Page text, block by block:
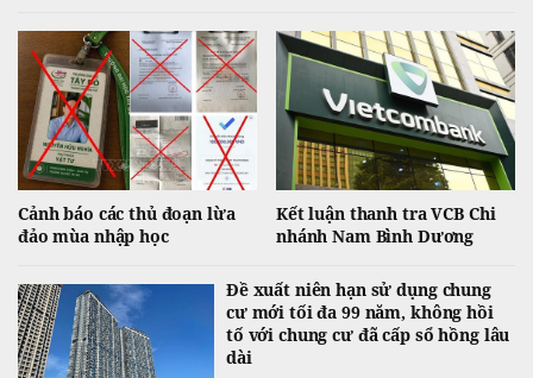
Cảnh báo các thủ đoạn lừa
đảo mùa nhập học
Kết luận thanh tra VCB Chi
nhánh Nam Bình Dương
Đề xuất niên hạn sử dụng chung
cư mới tối đa 99 năm, không hồi
tố với chung cư đã cấp sổ hồng lâu
dài